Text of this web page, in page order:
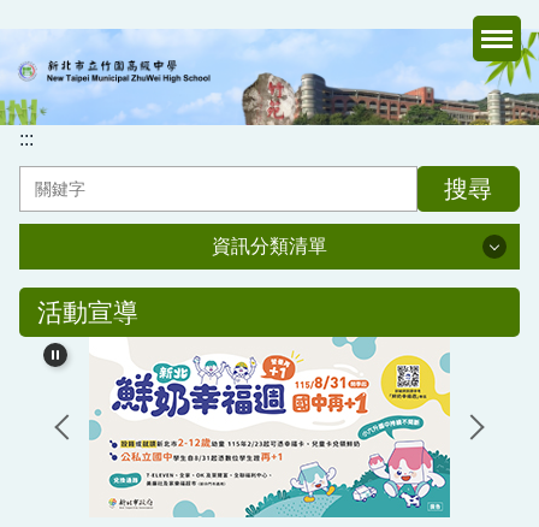
主
要
內
容
:::
搜尋
資訊分類清單
資訊分類清單
認識竹中
行政處室
家長會
媒體報導專區
活動宣導